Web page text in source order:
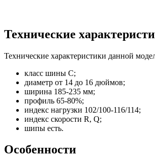
Технические
Технические характеристики данной
класс шины C;
диаметр от 14 до 16 дюймов;
ширина 185-235 мм;
профиль 65-80%;
индекс нагрузки 102/100-116/114;
индекс скорости R, Q;
шипы есть.
Особенности